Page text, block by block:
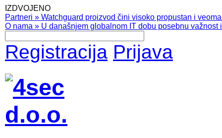
IZDVOJENO
Partneri » Watchguard proizvod čini visoko propustan i
O nama » U današnjem globalnom IT dobu posebnu
Registracija Prijava